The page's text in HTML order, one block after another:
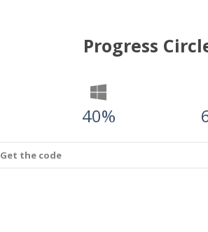
Progress
40%
Get the code